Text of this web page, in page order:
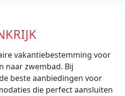
vakantiebestemming voor
naar zwembad. Bij
beste aanbiedingen voor
die perfect aansluiten